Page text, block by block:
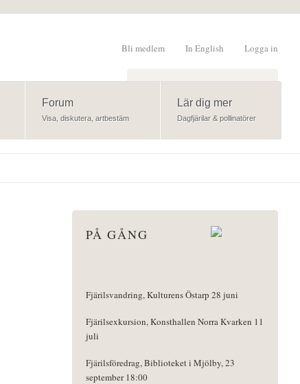
Logga in
In English
Bli medlem
Sökformulär
Forum
Visa, diskutera, artbestäm
Lär dig mer
Dagfjärilar & pollinatörer
PÅ GÅNG
Fjärilsvandring, Kulturens Östarp 28 juni
Fjärilsexkursion, Konsthallen Norra Kvarken 11
juli
Fjärilsföredrag, Biblioteket i Mjölby, 23
september 18:00